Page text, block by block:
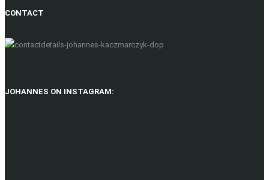
CONTACT
JOHANNES ON INSTAGRAM: